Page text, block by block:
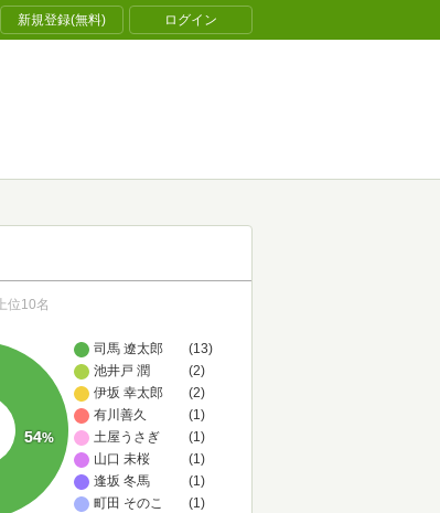
新規登録(無料) ログイン
司馬 遼太郎
(13)
池井戸 潤
(2)
伊坂 幸太郎
(2)
有川善久
(1)
土屋うさぎ
(1)
山口 未桜
(1)
逢坂 冬馬
(1)
町田 そのこ
(1)
54%
上位10名